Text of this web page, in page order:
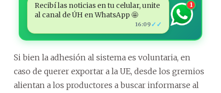
Recibí las noticias en tu celular, unite
al canal de ÚH en WhatsApp 🤩
16:09 ✓✓
1
Si bien la adhesión al sistema es voluntaria, en
caso de querer exportar a la UE, desde los gremios
alientan a los productores a buscar informarse al